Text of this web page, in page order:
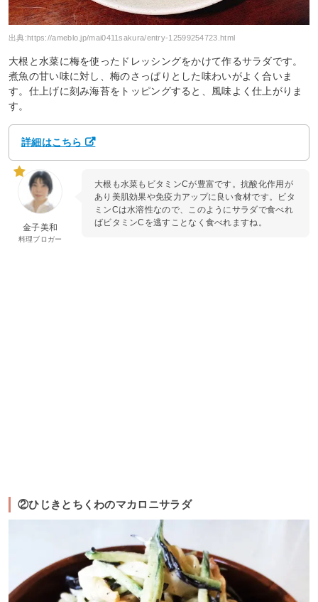
出典:https://ameblo.jp/mai0411sakura/entry-12599254723.html
大根と水菜に梅を使ったドレッシングをかけて作るサラダです。
煮魚の甘い味に対し、梅のさっぱりとした味わいがよく合いま
す。仕上げに刻み海苔をトッピングすると、風味よく仕上がりま
す。
詳細はこちら
金子美和
料理ブロガー
大根も水菜もビタミンCが豊富です。抗酸化作用が
あり美肌効果や免疫力アップに良い食材です。ビタ
ミンCは水溶性なので、このようにサラダで食べれ
ばビタミンCを逃すことなく食べれますね。
②ひじきとちくわのマカロニサラダ